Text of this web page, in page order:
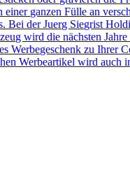
ganzen Fülle an
Bei der Juerg Siegrist
wird die nächsten
Werbegeschenk zu
Werbeartikel wird